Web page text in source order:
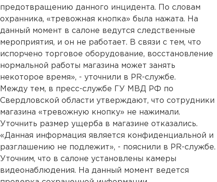
предотвращению данного инцидента. По словам
охранника, «тревожная кнопка» была нажата. На
данный момент в салоне ведутся следственные
мероприятия, и он не работает. В связи с тем, что
испорчено торговое оборудование, восстановление
нормальной работы магазина может занять
некоторое время», - уточнили в PR-службе.
Между тем, в пресс-службе ГУ МВД РФ по
Свердловской области утверждают, что сотрудники
магазина «тревожную кнопку» не нажимали.
Уточнить размер ущерба в магазине отказались.
«Данная информация является конфиденциальной и
разглашению не подлежит», - пояснили в PR-службе.
Уточним, что в салоне установлены камеры
видеонаблюдения. На данный момент ведется